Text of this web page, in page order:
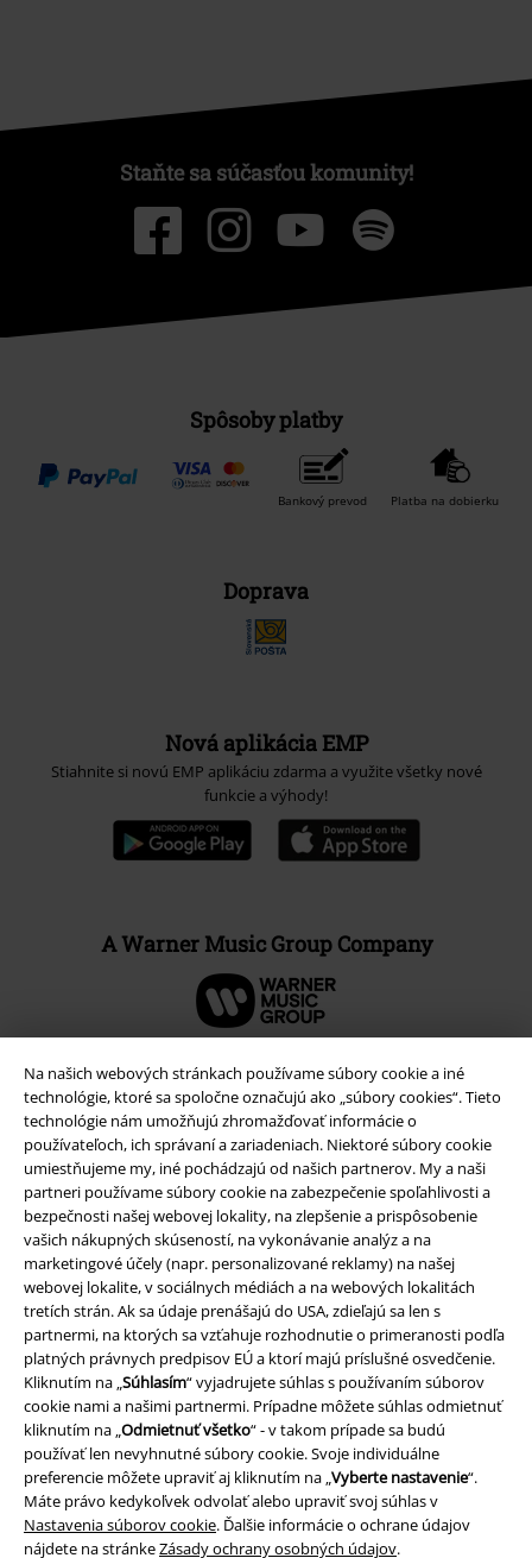
Na našich webových stránkach používame súbory cookie a iné
technológie, ktoré sa spoločne označujú ako „súbory cookies“. Tieto
technológie nám umožňujú zhromažďovať informácie o
používateľoch, ich správaní a zariadeniach. Niektoré súbory cookie
umiestňujeme my, iné pochádzajú od našich partnerov. My a naši
partneri používame súbory cookie na zabezpečenie spoľahlivosti a
bezpečnosti našej webovej lokality, na zlepšenie a prispôsobenie
vašich nákupných skúseností, na vykonávanie analýz a na
marketingové účely (napr. personalizované reklamy) na našej
webovej lokalite, v sociálnych médiách a na webových lokalitách
tretích strán. Ak sa údaje prenášajú do USA, zdieľajú sa len s
partnermi, na ktorých sa vzťahuje rozhodnutie o primeranosti podľa
platných právnych predpisov EÚ a ktorí majú príslušné osvedčenie.
Kliknutím na „Súhlasím“ vyjadrujete súhlas s používaním súborov
cookie nami a našimi partnermi. Prípadne môžete súhlas odmietnuť
kliknutím na „Odmietnuť všetko“ - v takom prípade sa budú
používať len nevyhnutné súbory cookie. Svoje individuálne
preferencie môžete upraviť aj kliknutím na „Vyberte nastavenie“.
Máte právo kedykoľvek odvolať alebo upraviť svoj súhlas v
Nastavenia súborov cookie. Ďalšie informácie o ochrane údajov
nájdete na stránkeZásady ochrany osobných údajov.
Staňte sa súčasťou komunity!
Spôsoby platby
Bankový prevod Platba na dobierku
Doprava
Nová aplikácia EMP
Stiahnite si novú EMP aplikáciu zdarma a využite všetky nové
funkcie a výhody!
A Warner Music Group Company
Právne informácie
Podmienky
Imprint
Ochrana osobných údajov
Likvidácia odpadu a ochrana životného prostredia
Vyhlásenie o zhode